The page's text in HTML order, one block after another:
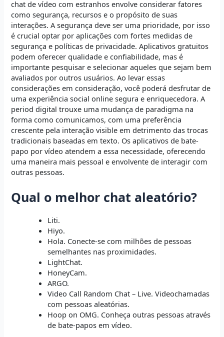
chat de vídeo com estranhos envolve considerar fatores
como segurança, recursos e o propósito de suas
interações. A segurança deve ser uma prioridade, por isso
é crucial optar por aplicações com fortes medidas de
segurança e políticas de privacidade. Aplicativos gratuitos
podem oferecer qualidade e confiabilidade, mas é
importante pesquisar e selecionar aqueles que sejam bem
avaliados por outros usuários. Ao levar essas
considerações em consideração, você poderá desfrutar de
uma experiência social online segura e enriquecedora. A
period digital trouxe uma mudança de paradigma na
forma como comunicamos, com uma preferência
crescente pela interação visible em detrimento das trocas
tradicionais baseadas em texto. Os aplicativos de bate-
papo por vídeo atendem a essa necessidade, oferecendo
uma maneira mais pessoal e envolvente de interagir com
outras pessoas.
Qual o melhor chat aleatório?
Liti.
Hiyo.
Hola. Conecte-se com milhões de pessoas
semelhantes nas proximidades.
LightChat.
HoneyCam.
ARGO.
Video Call Random Chat – Live. Videochamadas
com pessoas aleatórias.
Hoop on OMG. Conheça outras pessoas através
de bate-papos em vídeo.